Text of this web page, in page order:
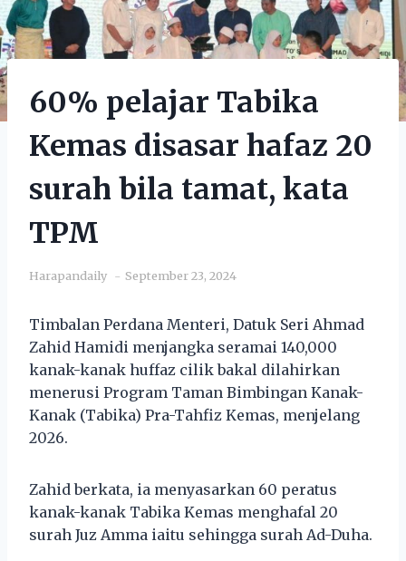
60% pelajar Tabika
Kemas disasar hafaz 20
surah bila tamat, kata
TPM
Harapandaily September 23, 2024
Timbalan Perdana Menteri, Datuk Seri Ahmad
Zahid Hamidi menjangka seramai 140,000
kanak-kanak huffaz cilik bakal dilahirkan
menerusi Program Taman Bimbingan Kanak-
Kanak (Tabika) Pra-Tahfiz Kemas, menjelang
2026.
Zahid berkata, ia menyasarkan 60 peratus
kanak-kanak Tabika Kemas menghafal 20
surah Juz Amma iaitu sehingga surah Ad-Duha.